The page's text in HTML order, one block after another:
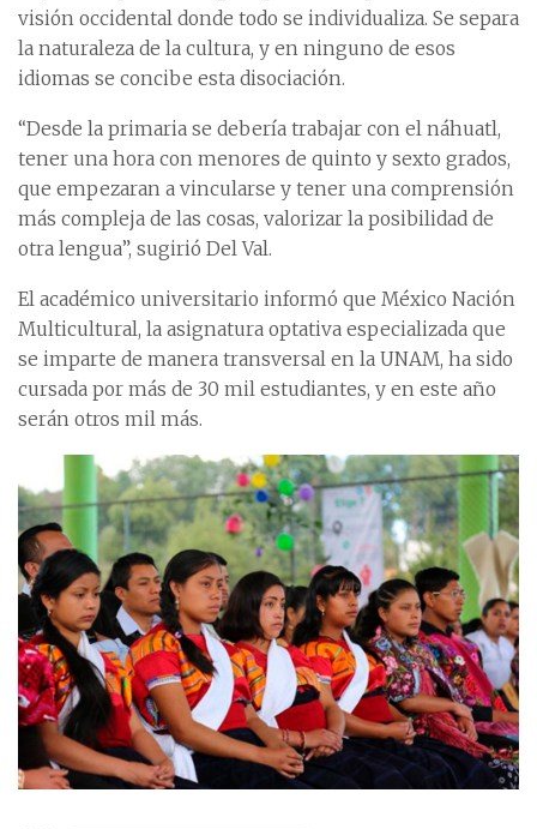
visión occidental donde todo se individualiza. Se separa
la naturaleza de la cultura, y en ninguno de esos
idiomas se concibe esta disociación.
“Desde la primaria se debería trabajar con el náhuatl,
tener una hora con menores de quinto y sexto grados,
que empezaran a vincularse y tener una comprensión
más compleja de las cosas, valorizar la posibilidad de
otra lengua”, sugirió Del Val.
El académico universitario informó que México Nación
Multicultural, la asignatura optativa especializada que
se imparte de manera transversal en la UNAM, ha sido
cursada por más de 30 mil estudiantes, y en este año
serán otros mil más.